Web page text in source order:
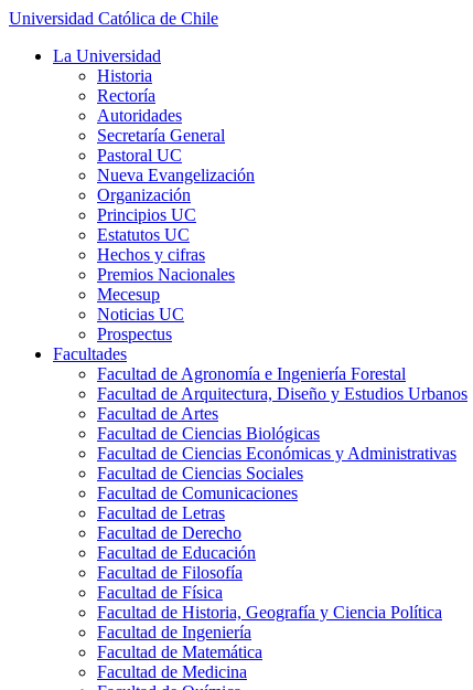
Universidad Católica de Chile
La Universidad
Historia
Rectoría
Autoridades
Secretaría General
Pastoral UC
Nueva Evangelización
Organización
Principios UC
Estatutos UC
Hechos y cifras
Premios Nacionales
Mecesup
Noticias UC
Prospectus
Facultades
Facultad de Agronomía e Ingeniería Forestal
Facultad de Arquitectura, Diseño y Estudios Urbanos
Facultad de Artes
Facultad de Ciencias Biológicas
Facultad de Ciencias Económicas y Administrativas
Facultad de Ciencias Sociales
Facultad de Comunicaciones
Facultad de Letras
Facultad de Derecho
Facultad de Educación
Facultad de Filosofía
Facultad de Física
Facultad de Historia, Geografía y Ciencia Política
Facultad de Ingeniería
Facultad de Matemática
Facultad de Medicina